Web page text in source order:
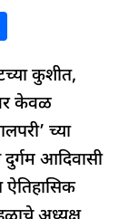
ar
e
कुशीत,
केवळ
च्या
आदिवासी
ऐतिहासिक